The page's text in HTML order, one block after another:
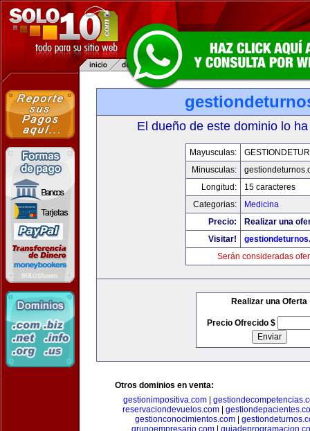
El dueño de este dominio lo
Mayusculas:
Minusculas:
Longitud:
15 caracteres
Categorias:
Medicina
Precio:
Realizar una
Visitar!
Serán consideradas
Realizar una Oferta
Precio Ofrecido $
Otros dominios en venta:
gestionimpositiva.com
reservaciondevuelos.com
gestionconocimientos.com
grupoempresario.com|